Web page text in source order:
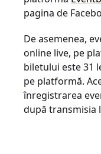
pagina de
De asemenea,
online live, pe
biletului este 31
pe platformă.
înregistrarea
după transmisia